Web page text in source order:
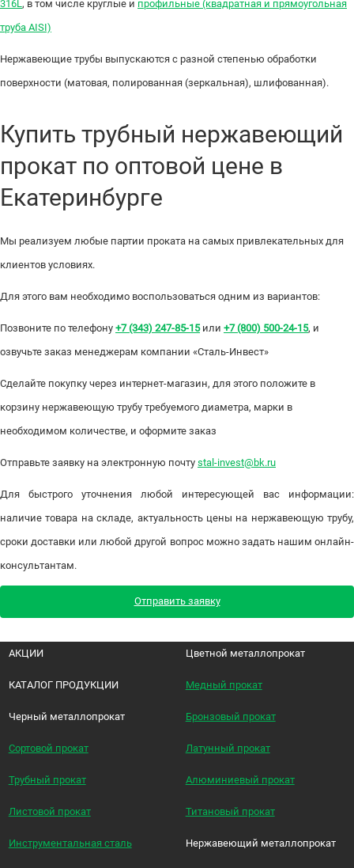
316L , в том числе круглые и профильные (квадратная и прямоугольная
труба AISI)
Нержавеющие трубы выпускаются с разной степенью обработки
поверхности (матовая, полированная (зеркальная), шлифованная).
Купить трубный нержавеющий
прокат по оптовой цене в
Екатеринбурге
Мы реализуем любые партии проката на самых привлекательных для
клиентов условиях.
Для этого вам необходимо воспользоваться одним из вариантов:
Позвоните по телефону +7 (343) 247-85-15или +7 (800) 500-24-15, и
озвучьте заказ менеджерам компании «Сталь-Инвест»
Сделайте покупку через интернет-магазин, для этого положите в
корзину нержавеющую трубу требуемого диаметра, марки в
необходимом количестве, и оформите заказ
Отправьте заявку на электронную почту stal-invest@bk.ru
Для быстрого уточнения любой интересующей вас информации:
наличие товара на складе, актуальность цены на нержавеющую трубу,
сроки доставки или любой другой вопрос можно задать нашим онлайн-
консультантам.
Отправить заявку
АКЦИИ
КАТАЛОГ ПРОДУКЦИИ
Черный металлопрокат
Сортовой прокат
Трубный прокат
Листовой прокат
Инструментальная сталь
Цветной металлопрокат
Медный прокат
Бронзовый прокат
Латунный прокат
Алюминиевый прокат
Титановый прокат
Нержавеющий металлопрокат